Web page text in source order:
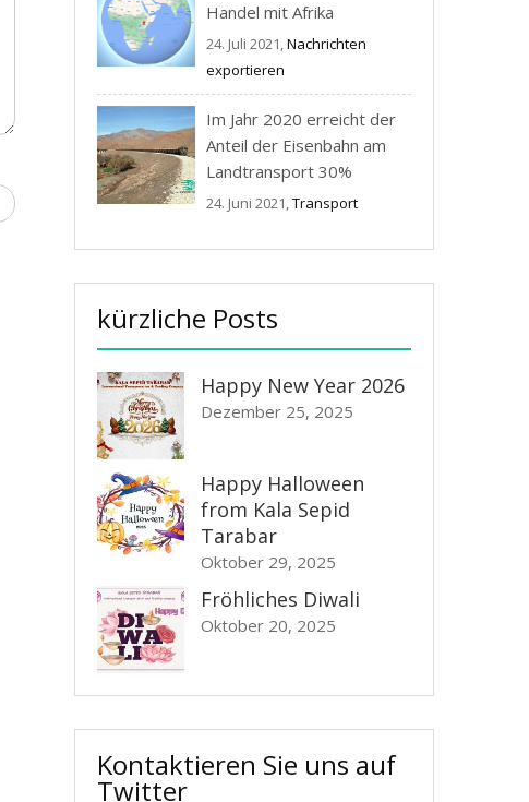
Handel mit Afrika
24. Juli 2021,Nachrichten
exportieren
Im Jahr 2020 erreicht der
Anteil der Eisenbahn am
Landtransport 30%
24. Juni 2021,Transport
kürzliche Posts
Happy New Year 2026
Dezember 25, 2025
Happy Halloween
from Kala Sepid
Tarabar
Oktober 29, 2025
Fröhliches Diwali
Oktober 20, 2025
Kontaktieren Sie uns auf
Twitter